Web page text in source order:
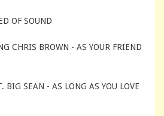
OF SOUND
CHRIS BROWN - AS YOUR FRIEND
BIG SEAN - AS LONG AS YOU LOVE